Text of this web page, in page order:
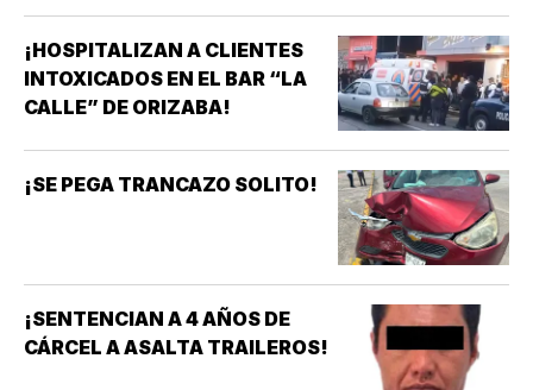
¡HOSPITALIZAN A CLIENTES
INTOXICADOS EN EL BAR “LA
CALLE” DE ORIZABA!
¡SE PEGA TRANCAZO SOLITO!
¡SENTENCIAN A 4 AÑOS DE
CÁRCEL A ASALTA TRAILEROS!